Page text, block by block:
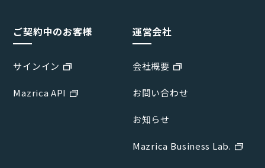
ご契約中のお客様
サインイン
Mazrica API
運営会社
会社概要
お問い合わせ
お知らせ
Mazrica Business Lab.